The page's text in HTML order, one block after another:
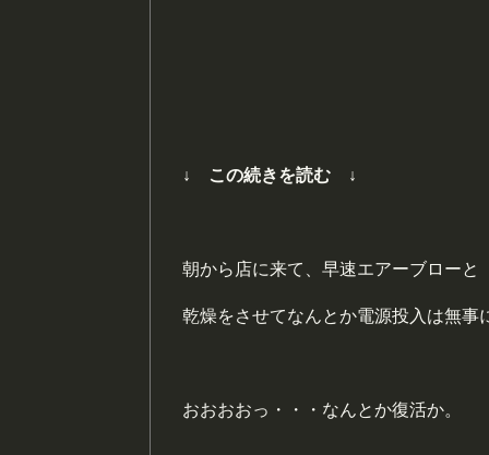
↓ この続きを読む ↓
朝から店に来て、早速エアーブローと
乾燥をさせてなんとか電源投入は無事
おおおおっ・・・なんとか復活か。